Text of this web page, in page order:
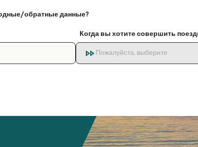
обратные данные?
Когда вы хотите совершить
Пожалуйста, выберите